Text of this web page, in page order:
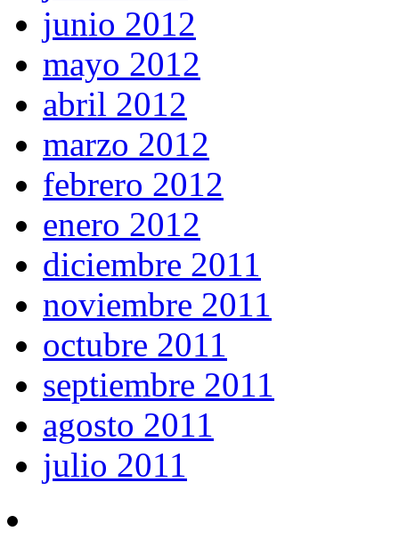
junio 2012
mayo 2012
abril 2012
marzo 2012
febrero 2012
enero 2012
diciembre 2011
noviembre 2011
octubre 2011
septiembre 2011
agosto 2011
julio 2011